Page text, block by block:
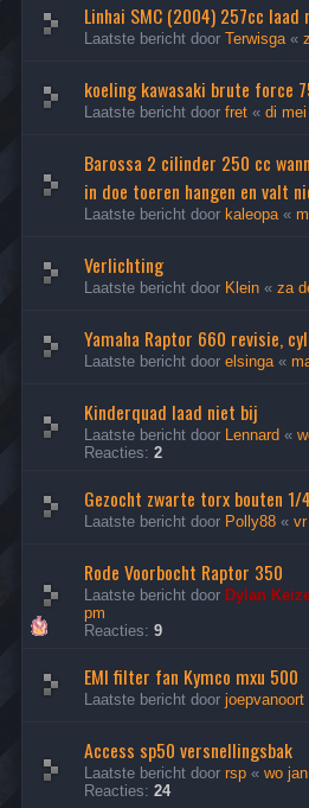
Linhai SMC (2004) 257cc laad
Laatste bericht door Terwisga«
koeling kawasaki brute force
Laatste bericht door fret « di
Barossa 2 cilinder 250 cc
in doe toeren hangen en valt
Laatste bericht door kaleopa«
Verlichting
Laatste bericht door Klein « za
Yamaha Raptor 660 revisie,
Laatste bericht door elsinga«
Kinderquad laad niet bij
Laatste bericht door Lennard «
Reacties: 2
Gezocht zwarte torx bouten
Laatste bericht door Polly88 «
Rode Voorbocht Raptor 350
Laatste bericht door Dylan
pm
Reacties: 9
EMI filter fan Kymco mxu 500
Laatste bericht door joepvanoort
Access sp50 versnellingsbak
Laatste bericht door rsp « wo
Reacties: 24